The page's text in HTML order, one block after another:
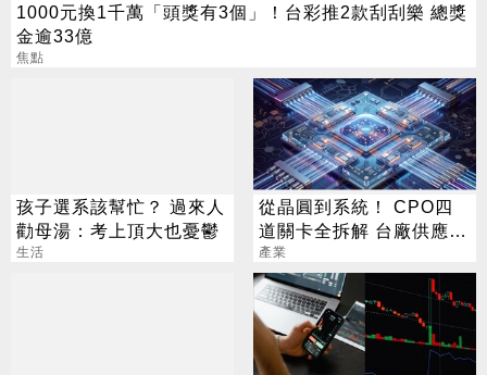
1000元換1千萬「頭獎有3個」！台彩推2款刮刮樂 總獎
金逾33億
焦點
孩子選系該幫忙？ 過來人
勸母湯：考上頂大也憂鬱
生活
從晶圓到系統！ CPO四
道關卡全拆解 台廠供應鏈
陣容曝光
產業